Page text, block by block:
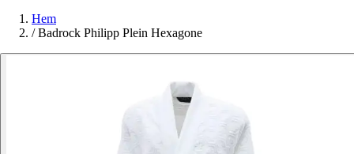
Hem
/ Badrock Philipp Plein Hexagone